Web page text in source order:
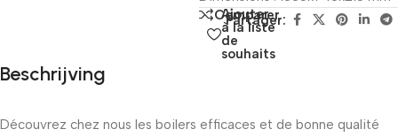
Comparer
Ajouter
à la liste
de
souhaits
Partager:
Beschrijving
Découvrez chez nous les boilers efficaces et de bonne qualité